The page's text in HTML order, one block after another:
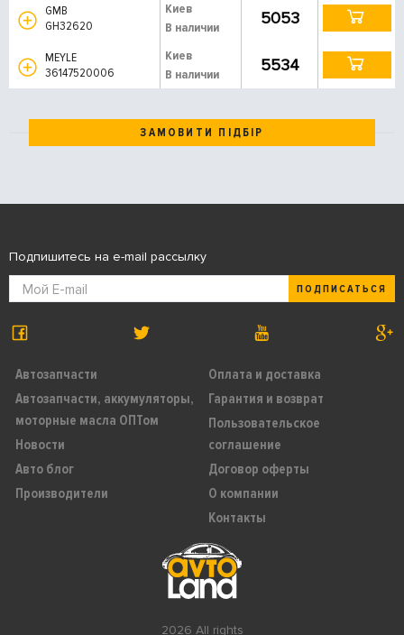
GMB
GH32620
Киев
В наличии
5053
MEYLE
36147520006
Киев
В наличии
5534
ЗАМОВИТИ ПІДБІР
2026 All rights
Автозапчасти
Автозапчасти, аккумуляторы,
моторные масла ОПТом
Новости
Авто блог
Производители
Оплата и доставка
Гарантия и возврат
Пользовательское
соглашение
Договор оферты
О компании
Контакты
Подпишитесь на e-mail рассылку
ПОДПИСАТЬСЯ